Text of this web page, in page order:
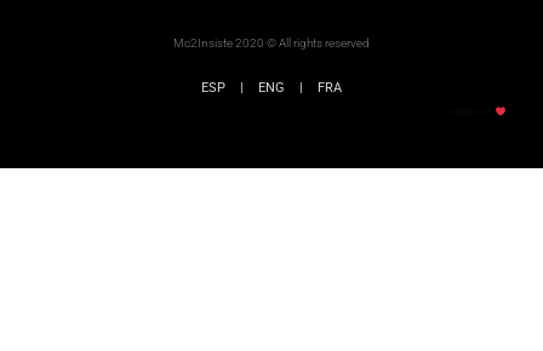
Mc2Insiste 2020 © All rights reserved
ESP ENG FRA